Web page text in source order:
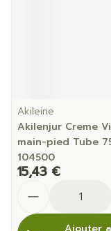
Akileine
Akilenjur Creme
main-pied Tube
104500
15,43 €